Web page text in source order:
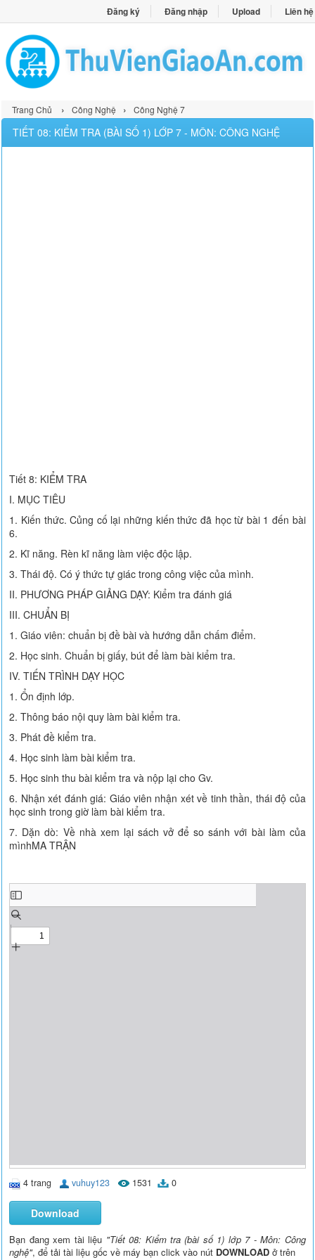
Đăng ký Đăng nhập Upload Liên hệ
Trang Chủ › Công Nghệ › Công Nghệ 7
TIẾT 08: KIỂM TRA (BÀI SỐ 1) LỚP 7 - MÔN: CÔNG NGHỆ
Tiết 8: KIỂM TRA
I. MỤC TIÊU
1. Kiến thức. Củng cố lại những kiến thức đã học từ bài 1 đến bài
6.
2. Kĩ năng. Rèn kĩ năng làm việc độc lập.
3. Thái độ. Có ý thức tự giác trong công việc của mình.
II. PHƯƠNG PHÁP GIẢNG DẠY: Kiểm tra đánh giá
III. CHUẨN BỊ
1. Giáo viên: chuẩn bị đề bài và hướng dẫn chấm điểm.
2. Học sinh. Chuẩn bị giấy, bút để làm bài kiểm tra.
IV. TIẾN TRÌNH DẠY HỌC
1. Ổn định lớp.
2. Thông báo nội quy làm bài kiểm tra.
3. Phát đề kiểm tra.
4. Học sinh làm bài kiểm tra.
5. Học sinh thu bài kiểm tra và nộp lại cho Gv.
6. Nhận xét đánh giá: Giáo viên nhận xét về tinh thần, thái độ của
học sinh trong giờ làm bài kiểm tra.
7. Dặn dò: Về nhà xem lại sách vở để so sánh với bài làm của
mìnhMA TRẬN
4 trang vuhuy123 1531 0
Download
Bạn đang xem tài liệu "Tiết 08: Kiểm tra (bài số 1) lớp 7 - Môn: Công
nghệ", để tải tài liệu gốc về máy bạn click vào nút DOWNLOAD ở trên